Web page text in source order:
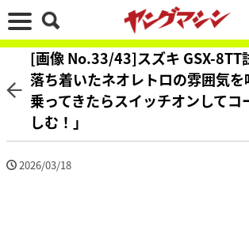
[画像 No.33/43]スズキ GSX-8TT
落ち着いたネオレトロの雰囲気
乗ってきたらスイッチオンしてコ
しむ！」
2026/03/18